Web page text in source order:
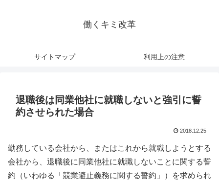
働くキミ改革
サイトマップ 利用上の注意
退職後は同業他社に就職しないと強引に誓
約させられた場合
2018.12.25
勤務している会社から、またはこれから就職しようとする
会社から、退職後に同業他社に就職しないことに関する誓
約（いわゆる「競業避止義務に関する誓約」）を求められ